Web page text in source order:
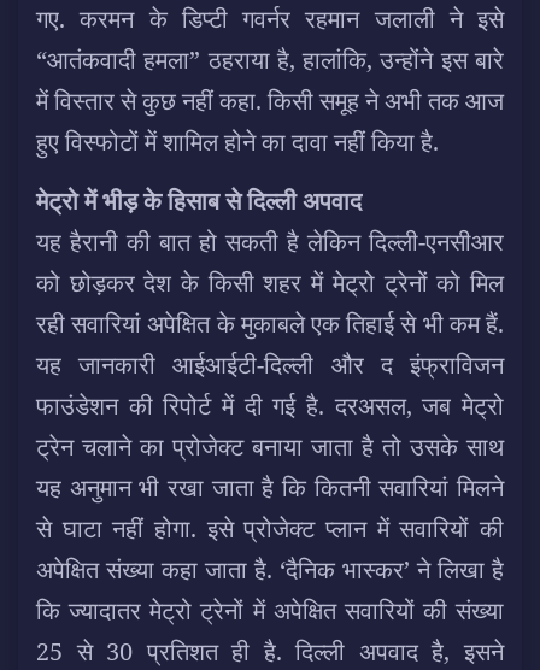
गए. करमन के डिप्टी गवर्नर रहमान जलाली ने इसे
“आतंकवादी हमला” ठहराया है, हालांकि, उन्होंने इस बारे
में विस्तार से कुछ नहीं कहा. किसी समूह ने अभी तक आज
हुए विस्फोटों में शामिल होने का दावा नहीं किया है.
मेट्रो में भीड़ के हिसाब से दिल्ली अपवाद
यह हैरानी की बात हो सकती है लेकिन दिल्ली-एनसीआर
को छोड़कर देश के किसी शहर में मेट्रो ट्रेनों को मिल
रही सवारियां अपेक्षित के मुकाबले एक तिहाई से भी कम हैं.
यह जानकारी आईआईटी-दिल्ली और द इंफ्राविजन
फाउंडेशन की रिपोर्ट में दी गई है. दरअसल, जब मेट्रो
ट्रेन चलाने का प्रोजेक्ट बनाया जाता है तो उसके साथ
यह अनुमान भी रखा जाता है कि कितनी सवारियां मिलने
से घाटा नहीं होगा. इसे प्रोजेक्ट प्लान में सवारियों की
अपेक्षित संख्या कहा जाता है. ‘दैनिक भास्कर’ ने लिखा है
कि ज्यादातर मेट्रो ट्रेनों में अपेक्षित सवारियों की संख्या
25 से 30 प्रतिशत ही है. दिल्ली अपवाद है, इसने